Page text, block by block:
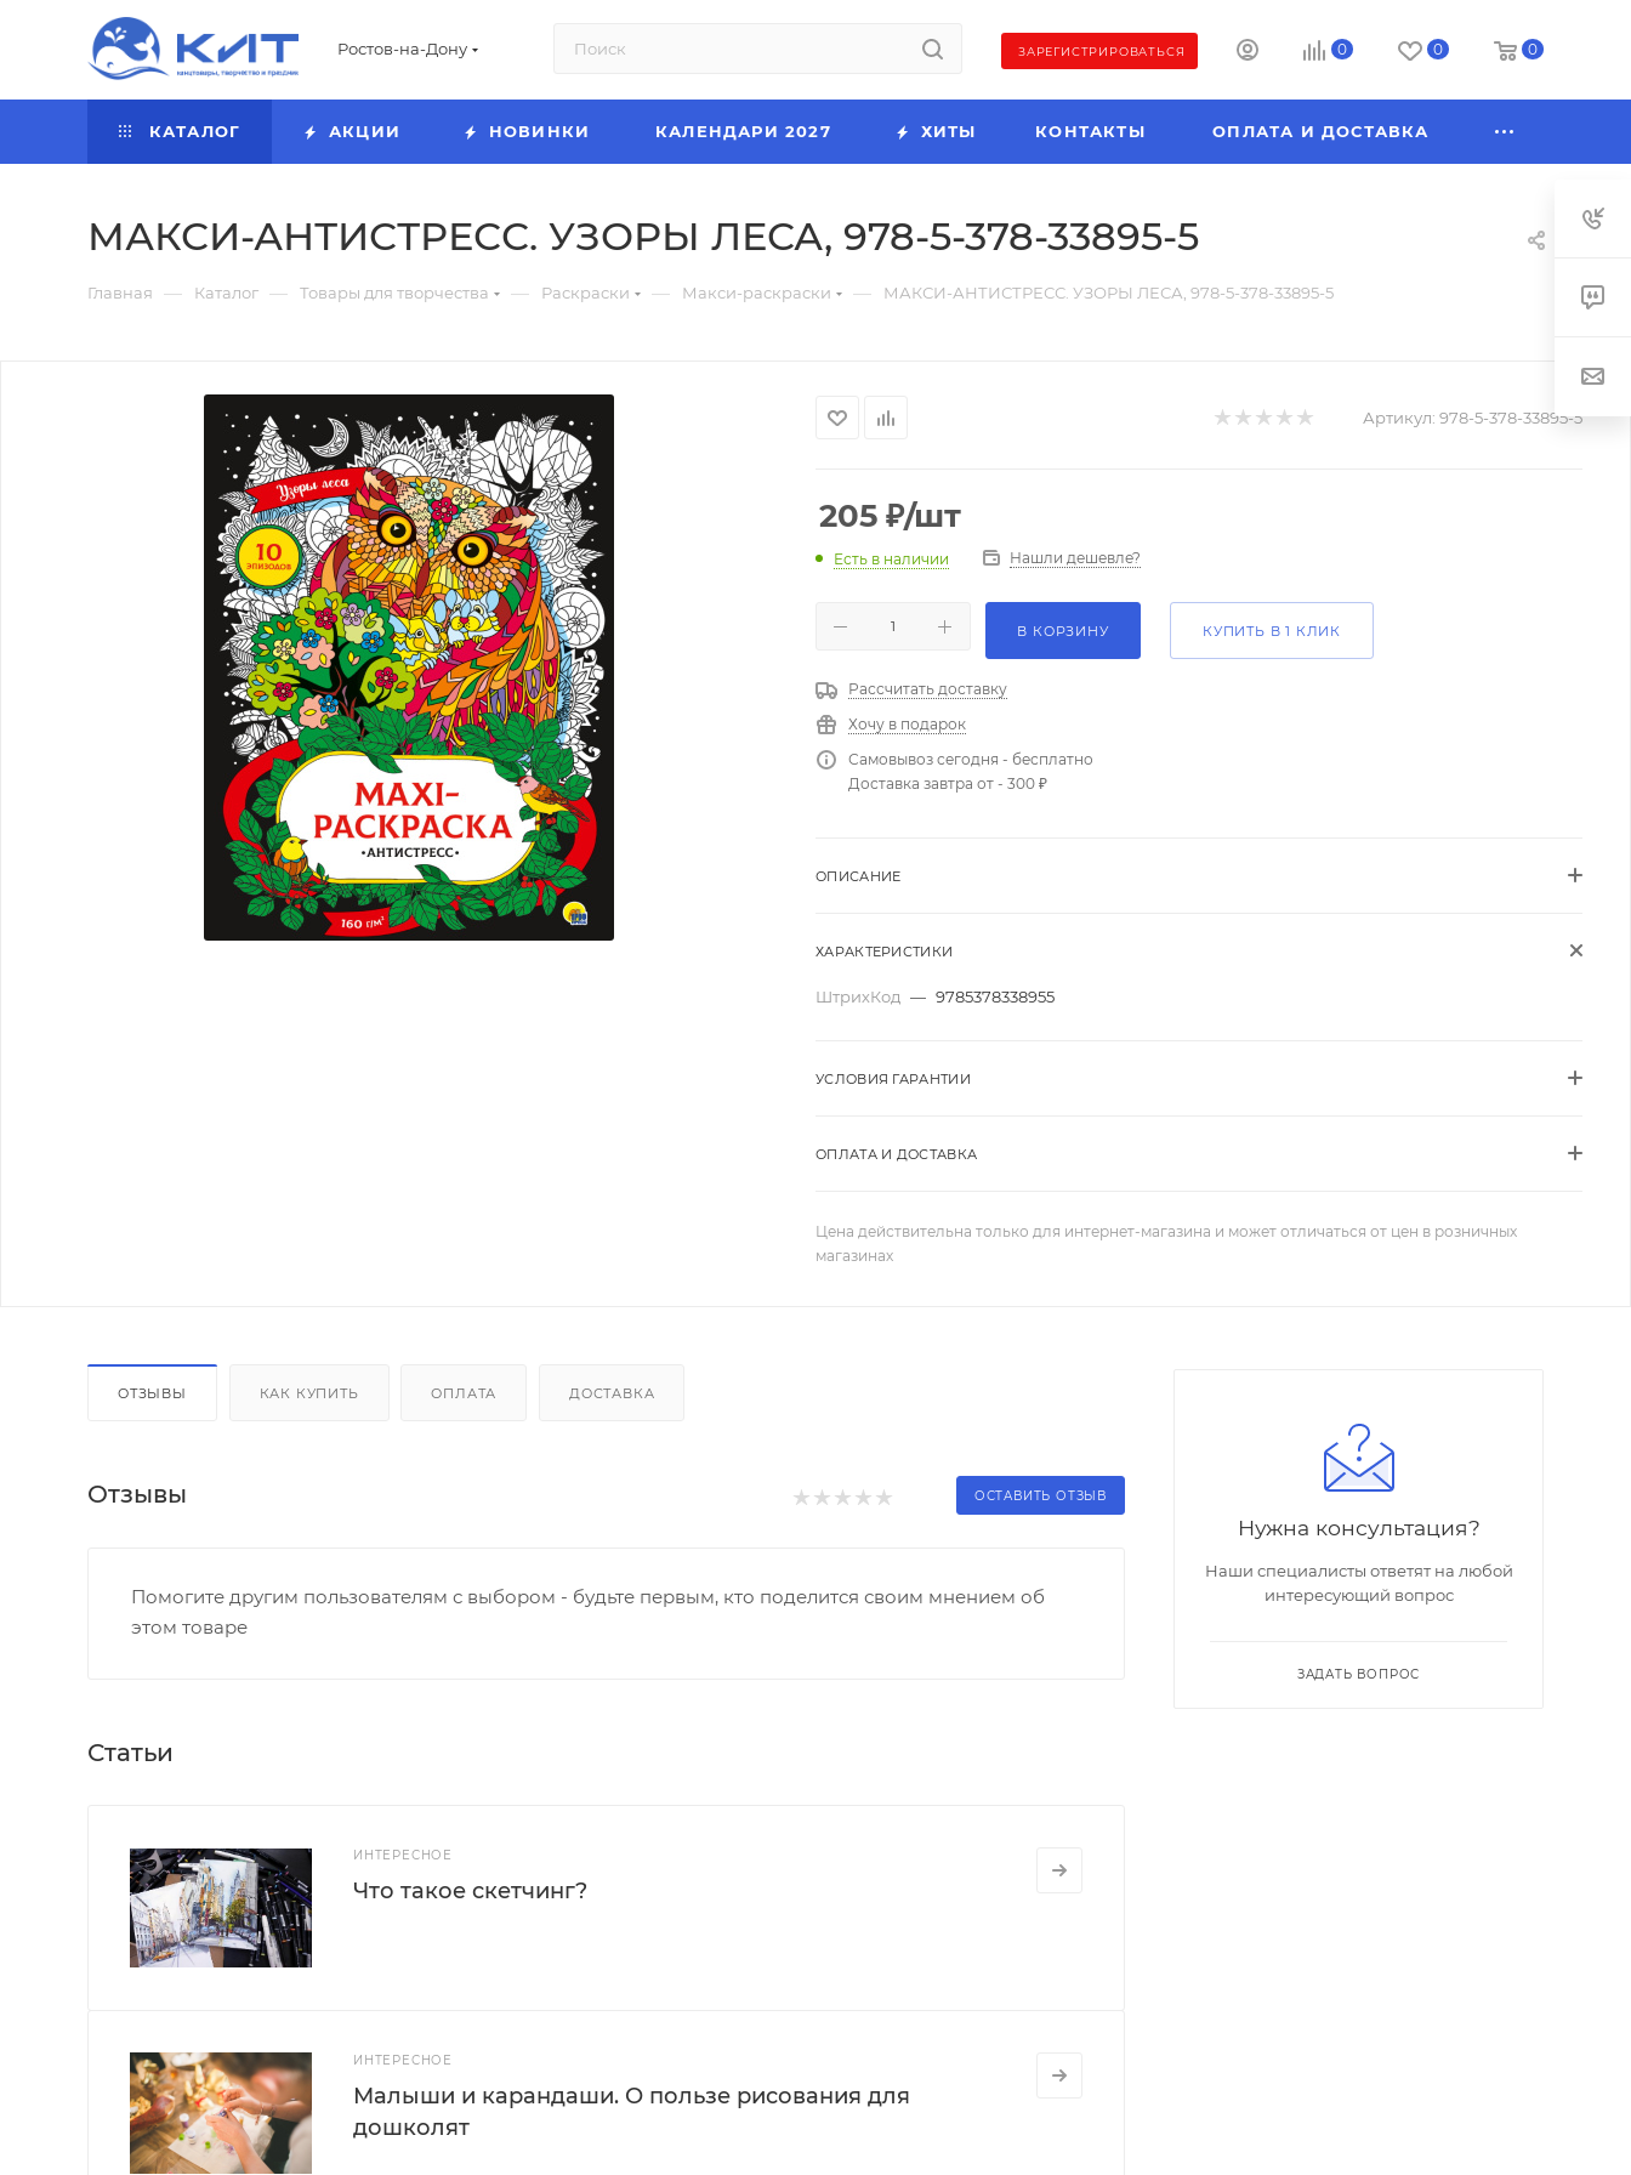
Ростов-на-Дону ЗАРЕГИСТРИРОВАТЬСЯ 0 0 0
КАТАЛОГ АКЦИИ НОВИНКИ КАЛЕНДАРИ 2027 ХИТЫ КОНТАКТЫ ОПЛАТА И ДОСТАВКА
МАКСИ-АНТИСТРЕСС. УЗОРЫ ЛЕСА, 978-5-378-33895-5
Главная — Каталог — Товары для творчества — Раскраски — Макси-раскраски — МАКСИ-АНТИСТРЕСС. УЗОРЫ ЛЕСА, 978-5-378-33895-5
Артикул: 978-5-378-33895-5
205 ₽/шт
Есть в наличии Нашли дешевле?
В КОРЗИНУ КУПИТЬ В 1 КЛИК
Рассчитать доставку
Хочу в подарок
Самовывоз сегодня - бесплатно
Доставка завтра от - 300 ₽
ОПИСАНИЕ
ХАРАКТЕРИСТИКИ
ШтрихКод — 9785378338955
УСЛОВИЯ ГАРАНТИИ
ОПЛАТА И ДОСТАВКА
Цена действительна только для интернет-магазина и может отличаться от цен в розничных
магазинах
ОТЗЫВЫ КАК КУПИТЬ ОПЛАТА ДОСТАВКА
Отзывы ОСТАВИТЬ ОТЗЫВ
Помогите другим пользователям с выбором - будьте первым, кто поделится своим мнением об
этом товаре
Статьи
ИНТЕРЕСНОЕ
Что такое скетчинг?
ИНТЕРЕСНОЕ
Малыши и карандаши. О пользе рисования для
дошколят
Нужна консультация?
Наши специалисты ответят на любой
интересующий вопрос
ЗАДАТЬ ВОПРОС